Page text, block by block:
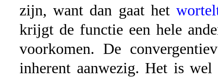
zijn, want dan gaat het
krijgt de functie een hele
voorkomen. De
inherent aanwezig. Het is